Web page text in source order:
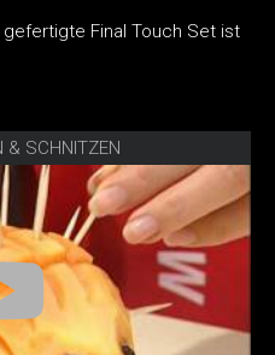
Final Touch Set ist
& SCHNITZEN